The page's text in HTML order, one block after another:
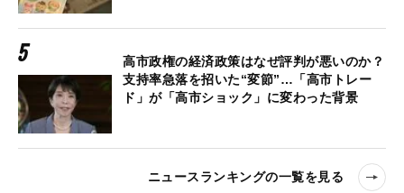
高市政権の経済政策はなぜ評判が悪いのか？
支持率急落を招いた“変節”…「高市トレー
ド」が「高市ショック」に変わった背景
ニュースランキングの一覧を見る